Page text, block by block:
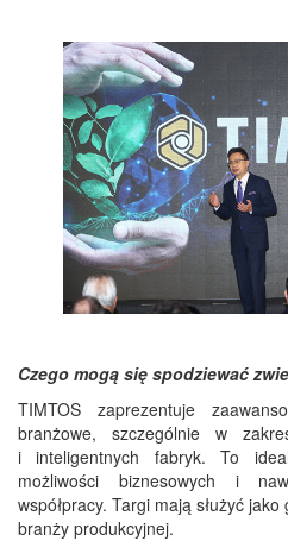
Czego mogą się spodziewać
TIMTOS zaprezentuje
branżowe, szczególnie w
i inteligentnych fabryk. To
możliwości biznesowych i
współpracy. Targi mają służyć
branży produkcyjnej.